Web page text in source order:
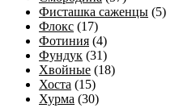
Фисташка саженцы (5)
Флокс (17)
Фотиния (4)
Фундук (31)
Хвойные (18)
Хоста (15)
Хурма (30)